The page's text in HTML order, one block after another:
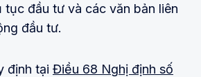
tục đầu tư và các văn bản liên
đầu tư.
định tại Điều 68 Nghị định số